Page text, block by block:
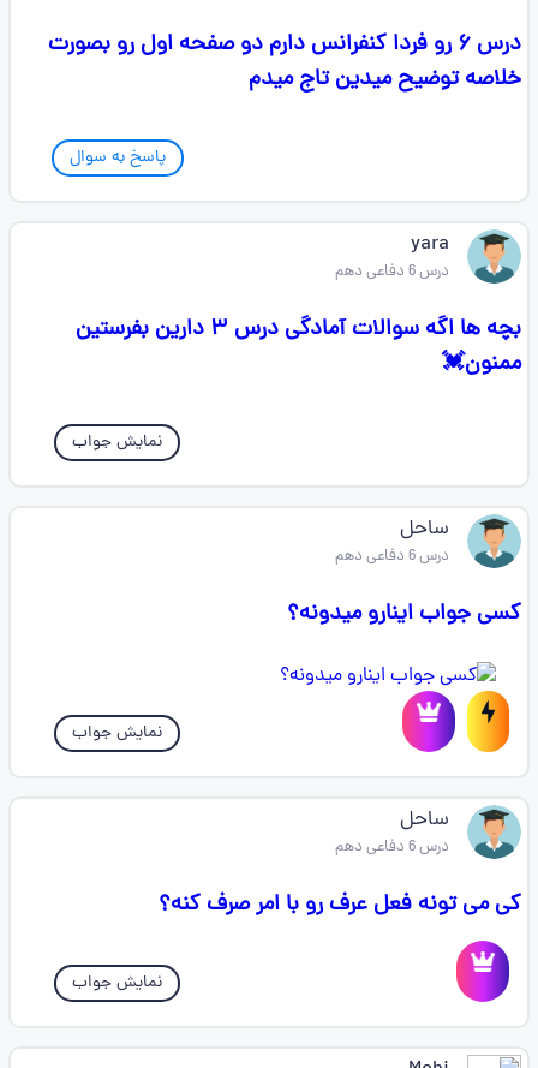
درس ۶ رو فردا کنفرانس دارم دو صفحه اول رو بصورت
خلاصه توضیح میدین تاج میدم
پاسخ به سوال
yara
درس 6 دفاعی دهم
بچه ها اگه سوالات آمادگی درس ۳ دارین بفرستین
ممنون💓
نمایش جواب
ساحل
درس 6 دفاعی دهم
کسی جواب اینارو میدونه؟
نمایش جواب
ساحل
درس 6 دفاعی دهم
کی می تونه فعل عرف رو با امر صرف کنه؟
نمایش جواب